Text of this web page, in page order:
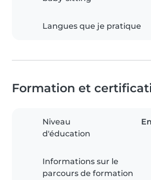
Langues que je pratique
Formation et
Niveau
d'éducation
Informations sur le
parcours de formation